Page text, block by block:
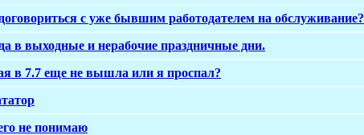
с уже бывшим работодателем на обслуживание?
в выходные и нерабочие праздничные дни.
в 7.7 еще не вышла или я проспал?
не понимаю